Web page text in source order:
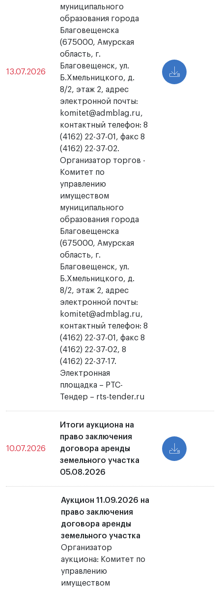
13.07.2026
муниципального
образования города
Благовещенска
(675000, Амурская
область, г.
Благовещенск, ул.
Б.Хмельницкого, д.
8/2, этаж 2, адрес
электронной почты:
komitet@admblag.ru,
контактный телефон: 8
(4162) 22-37-01, факс 8
(4162) 22-37-02.
Организатор торгов -
Комитет по
управлению
имуществом
муниципального
образования города
Благовещенска
(675000, Амурская
область, г.
Благовещенск, ул.
Б.Хмельницкого, д.
8/2, этаж 2, адрес
электронной почты:
komitet@admblag.ru,
контактный телефон: 8
(4162) 22-37-01, факс 8
(4162) 22-37-02, 8
(4162) 22-37-17.
Электронная
площадка – РТС-
Тендер – rts-tender.ru
10.07.2026
Итоги аукциона на
право заключения
договора аренды
земельного участка
05.08.2026
Аукцион 11.09.2026 на
право заключения
договора аренды
земельного участка
Организатор
аукциона: Комитет по
управлению
имуществом